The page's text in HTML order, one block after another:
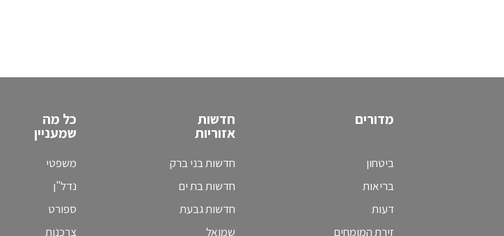
מדורים
ביטחון
בריאות
דעות
זירת המומחים
חדשות
אזוריות
חדשות בני ברק
חדשות בת ים
חדשות גבעת
שמואל
כל מה
שמעניין
משפטי
נדל"ן
ספורט
צרכנות